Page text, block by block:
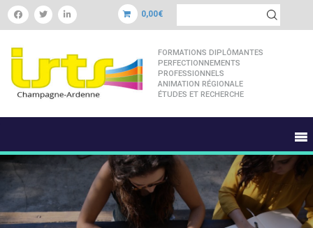
0,00€
FORMATIONS DIPLÔMANTES
PERFECTIONNEMENTS
PROFESSIONNELS
ANIMATION RÉGIONALE
ÉTUDES ET RECHERCHE